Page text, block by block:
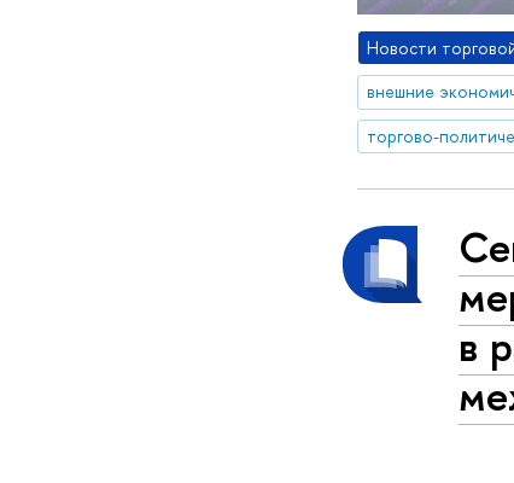
Новости
внешние
в